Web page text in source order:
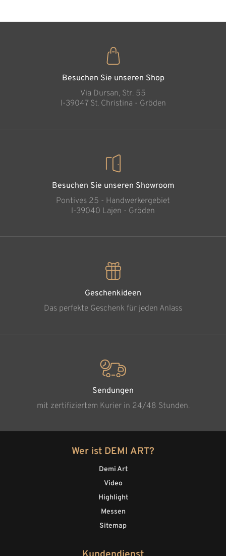
Besuchen Sie unseren Shop
Via Dursan, Str. 55
l-39047 St. Christina - Gröden
Besuchen Sie unseren Showroom
Pontives 25 - Handwerkergebiet
l-39040 Lajen - Gröden
Geschenkideen
Das perfekte Geschenk für jeden Anlass
Sendungen
mit zertifiziertem Kurier in 24/48 Stunden.
Wer ist DEMI ART?
Demi Art
Video
Highlight
Messen
Sitemap